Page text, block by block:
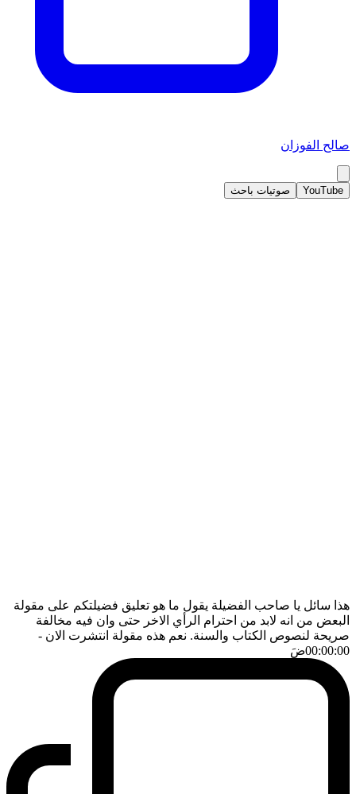
صالح الفوزان
YouTube صوتيات باحث
هذا سائل يا صاحب الفضيلة يقول ما هو تعليق فضيلتكم على مقولة
البعض من انه لابد من احترام الرأي الاخر حتى وان فيه مخالفة
صريحة لنصوص الكتاب والسنة. نعم هذه مقولة انتشرت الان -
00:00:00ضَ